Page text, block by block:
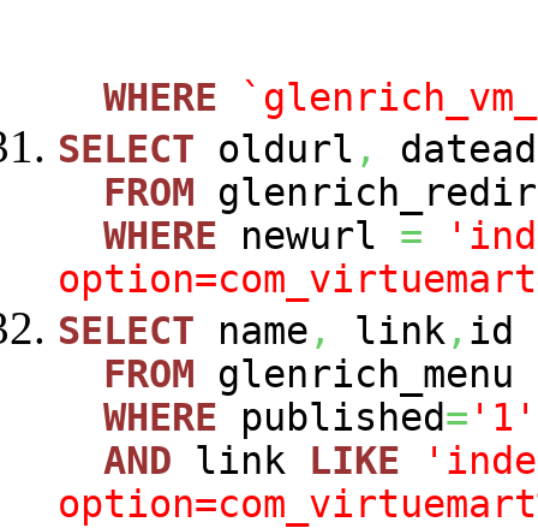
WHERE
SELECT oldurl ,
FROM
WHERE newurl =
SELECT name , link, id
FROM glenrich_menu
WHERE published= '1'
AND link LIKE